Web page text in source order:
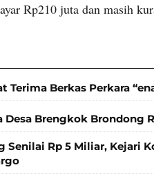
Rp210 juta dan masih
Terima Berkas Perkara
Desa Brengkok Brondong
Senilai Rp 5 Miliar, Kejari